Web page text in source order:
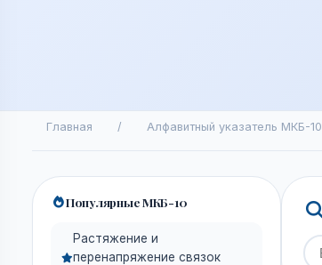
Главная / Алфавитный указатель МКБ-10
Популярные МКБ-10
Растяжение и
перенапряжение связок